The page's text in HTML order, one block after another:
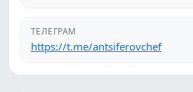
ТЕЛЕГРАМ
https://t.me/antsiferovchef